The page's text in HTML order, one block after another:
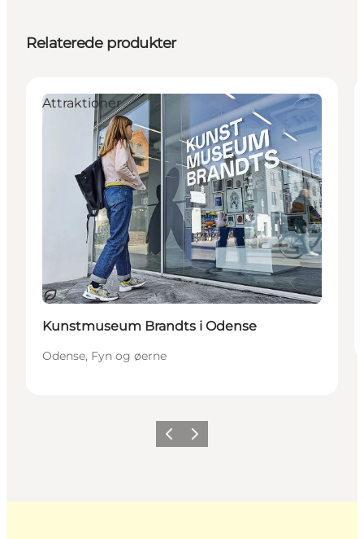
Relaterede produkter
Bæredygtige oplevelser
Attraktioner
Kunstmuseum Brandts i Odense
Odense, Fyn og øerne
ForrigeNæste